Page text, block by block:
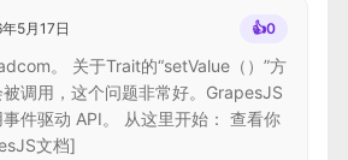
5月17日 👍0
。 关于Trait的“setValue（）”方
调用，这个问题非常好。GrapesJS
件驱动 API。 从这里开始： 查看你
文档]